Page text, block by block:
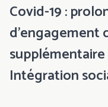
Covid-19 :
d’engagement
supplémentaire
Intégration